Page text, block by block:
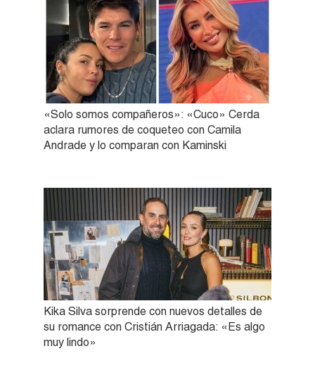
«Solo somos compañeros»: «Cuco» Cerda
aclara rumores de coqueteo con Camila
Andrade y lo comparan con Kaminski
Kika Silva sorprende con nuevos detalles de
su romance con Cristián Arriagada: «Es algo
muy lindo»